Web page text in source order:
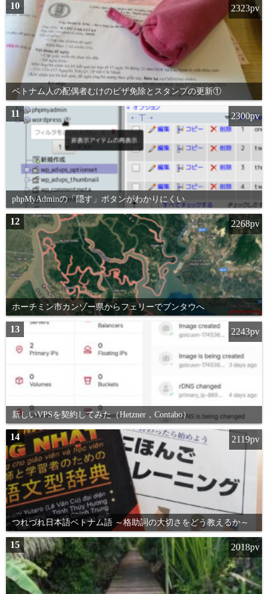
10
ベトナム人の配偶者むけのビザ免除とスタンプの更新①
2323pv
11
phpMyAdminの「隠す」ボタンがわかりにくい
2300pv
12
ホーチミン市カンゾー県からフェリーでブンタウへ
2268pv
13
新しいVPSを契約してみた（Hetzner，Contabo）
2243pv
14
つれづれ日本語ベトナム語 ～格助詞の大切さをどう教えるか～
2119pv
15 2018pv